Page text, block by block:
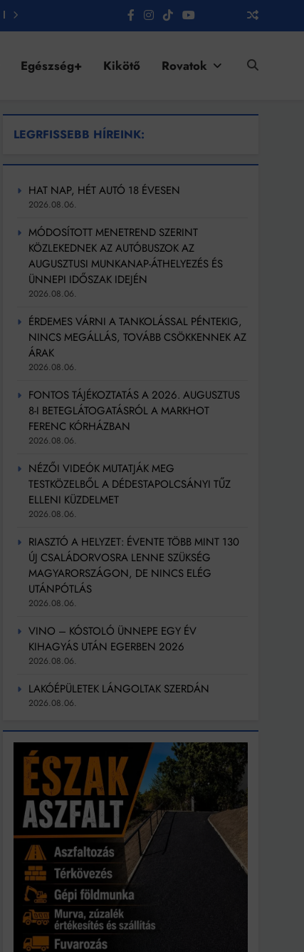
Egészség+ Kikötő Rovatok
LEGRFISSEBB HÍREINK:
HAT NAP, HÉT AUTÓ 18 ÉVESEN
2026.08.06.
MÓDOSÍTOTT MENETREND SZERINT
KÖZLEKEDNEK AZ AUTÓBUSZOK AZ
AUGUSZTUSI MUNKANAP-ÁTHELYEZÉS ÉS
ÜNNEPI IDŐSZAK IDEJÉN
2026.08.06.
ÉRDEMES VÁRNI A TANKOLÁSSAL PÉNTEKIG,
NINCS MEGÁLLÁS, TOVÁBB CSÖKKENNEK AZ
ÁRAK
2026.08.06.
FONTOS TÁJÉKOZTATÁS A 2026. AUGUSZTUS
8-I BETEGLÁTOGATÁSRÓL A MARKHOT
FERENC KÓRHÁZBAN
2026.08.06.
NÉZŐI VIDEÓK MUTATJÁK MEG
TESTKÖZELBŐL A DÉDESTAPOLCSÁNYI TŰZ
ELLENI KÜZDELMET
2026.08.06.
RIASZTÓ A HELYZET: ÉVENTE TÖBB MINT 130
ÚJ CSALÁDORVOSRA LENNE SZÜKSÉG
MAGYARORSZÁGON, DE NINCS ELÉG
UTÁNPÓTLÁS
2026.08.06.
VINO – KÓSTOLÓ ÜNNEPE EGY ÉV
KIHAGYÁS UTÁN EGERBEN 2026
2026.08.06.
LAKÓÉPÜLETEK LÁNGOLTAK SZERDÁN
2026.08.06.